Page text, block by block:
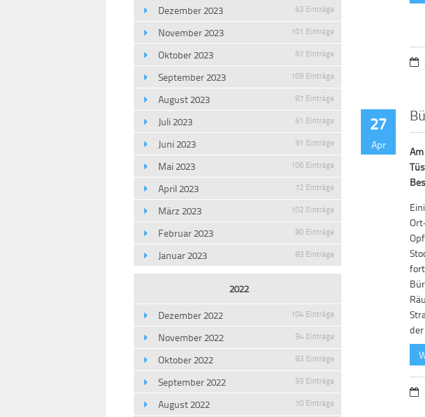
27
Apr
Dezember 2023
63 Einträge
November 2023 101 Einträge
Oktober 2023 67 Einträge
September 2023 109 Einträge
August 2023 87 Einträge
Juli 2023 61 Einträge
Juni 2023 91 Einträge
Mai 2023 106 Einträge
April 2023 72 Einträge
März 2023 102 Einträge
Februar 2023 80 Einträge
Januar 2023 83 Einträge
2022
Dezember 2022
104 Einträge
November 2022 94 Einträge
Oktober 2022 83 Einträge
September 2022 93 Einträge
August 2022 70 Einträge